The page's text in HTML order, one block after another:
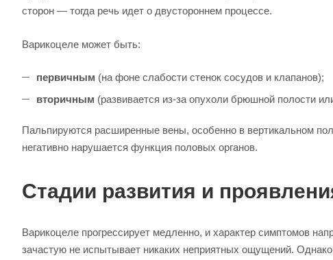
сторон — тогда речь идет о двустороннем процессе.
Варикоцеле может быть:
первичным (на фоне слабости стенок сосудов и клапанов);
вторичным (развивается из-за опухоли брюшной полости
Пальпируются расширенные вены, особенно в вертикальном
негативно нарушается функция половых органов.
Стадии развития и
Варикоцеле прогрессирует медленно, и характер симптомов
зачастую не испытывает никаких неприятных ощущений.